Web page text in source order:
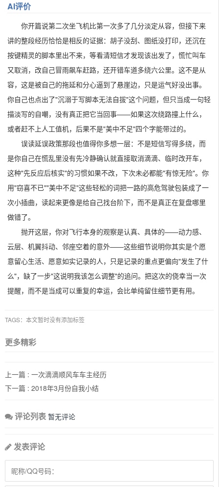
AI评价
你开篇说第二次坐飞机比第一次多了几分淡定从容，但接下来
讲的整段经历恰恰是相反的证据：胡子没刮、图纸没打印，还沉在
按键精灵的脚本里出不来，等看清短信才发现该出发了，慌忙叫车
又取消，改自己冒雨飙车赶路，还开错车道多绕六公里。这不是从
容，这是被自己的拖延和分心逼到了悬崖边，只是运气好没出事。
你自己也点出了"沉溺于写脚本无法自拔"这个问题，但只当成一句轻
描淡写的自嘲，没有真正把它当回事——如果这次绕路撞上什么，
或者赶不上人工值机，后果不是"美中不足"四个字能带过的。
误读延误政策那段也值得你多想一层：不是短信写得多绕，而
是你自己在慌乱里没有先冷静确认就直接取消滴滴、临时改开车，
这种"先反应后核实"的习惯如果不改，下次未必都能"有惊无险"。你
用"窃喜不已""美中不足"这些轻松的词把一路的高危驾驶包装成了一
次小插曲，读起来更像是给自己找台阶下，而不是真正在复盘哪里
做错了。
抛开这层，你对飞行本身的观察是认真、具体的——动力感、
云层、机翼抖动、邻座空着的意外——这些细节说明你其实是个愿
意留心生活、愿意如实记录的人，只是记录的重点更偏向"发生了什
么"，缺了一步"这说明我该怎么调整"的追问。把这次的侥幸当一次
提醒，而不是当成可以重复的幸运，会比单纯留住细节更有用。
TAGS：本文暂时没有添加标签
更多精彩
上一篇 : 一次滴滴顺风车车主经历
下一篇 : 2018年3月份自我小结
评论列表 暂无评论
发表评论